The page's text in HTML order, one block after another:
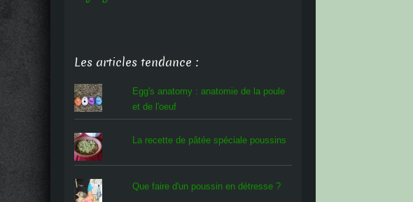
Les articles tendance :
Egg's anatomy : anatomie de la poule
et de l'oeuf
La recette de pâtée spéciale poussins
Que faire d'un poussin en détresse ?